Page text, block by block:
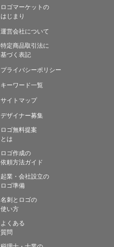
ロゴマーケットの
はじまり
運営会社について
特定商品取引法に
基づく表記
プライバシーポリシー
キーワード一覧
サイトマップ
デザイナー募集
ロゴ無料提案
とは
ロゴ作成の
依頼方法ガイド
起業・会社設立の
ロゴ準備
名刺とロゴの
使い方
よくある
質問